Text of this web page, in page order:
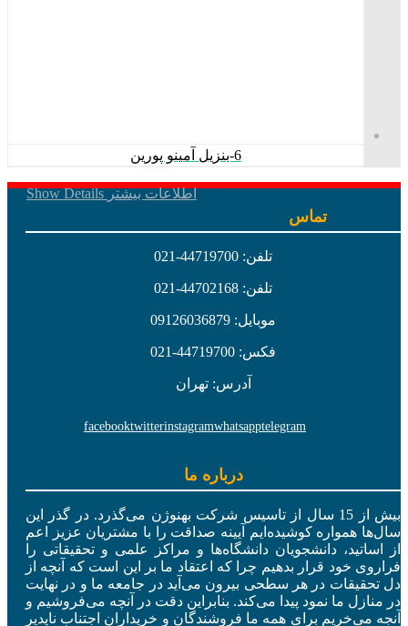
6-بنزیل آمینو پورین
اطلاعات بیشترShow Details
تماس
تلفن: 44719700-021
تلفن: 44702168-021
موبایل: 09126036879
فکس: 44719700-021
آدرس: تهران
telegram
whatsapp
instagram
twitter
facebook
درباره ما
بیش از 15 سال از تاسیس شرکت بهنوژن می‌گذرد. در گذر این
سال‌ها همواره کوشیده‌ایم آیینه صداقت را با مشتریان عزیز اعم
از اساتید، دانشجویان دانشگاه‌ها و مراکز علمی و تحقیقاتی را
فراروی خود قرار بدهیم چرا که اعتقاد ما بر این است که آنچه از
دل تحقیقات در هر سطحی بیرون می‌آید در جامعه ما و در نهایت
در منازل ما نمود پیدا می‌کند. بنابراین دقت در آنچه می‌فروشیم و
آنجه می‌خریم برای همه ما فروشندگان و خریداران اجتناب ناپدیر